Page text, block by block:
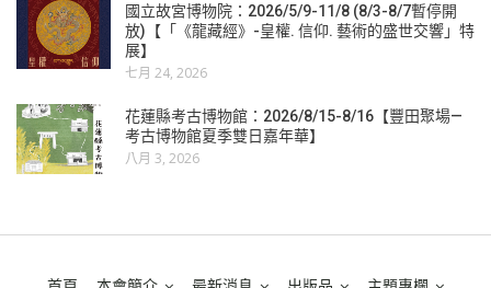
國立故宮博物院：2026/5/9-11/8 (8/3-8/7暫停開
放)【「《龍藏經》-皇權. 信仰. 藝術的盛世交響」特
展】
七月 24, 2026
花蓮縣考古博物館：2026/8/15-8/16【豐田聚場—
考古博物館夏季雙日嘉年華】
八月 3, 2026